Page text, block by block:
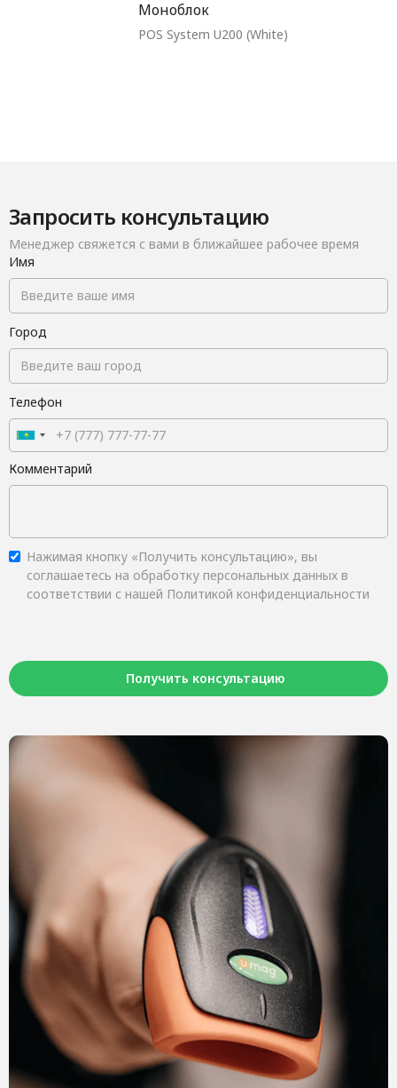
Моноблок
POS System U200 (White)
Запросить консультацию
Менеджер свяжется с вами в ближайшее рабочее время
Имя
Город
Телефон
Комментарий
Нажимая кнопку «Получить консультацию», вы
соглашаетесь на обработку персональных данных в
соответствии с нашей Политикой конфиденциальности